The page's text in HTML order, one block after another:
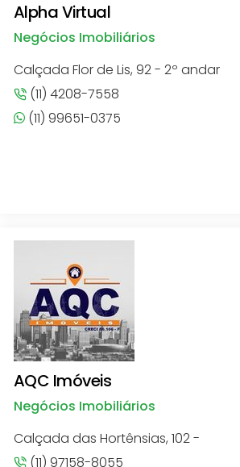
Alpha Virtual
Negócios Imobiliários
Calçada Flor de Lis, 92 - 2º andar
(11) 4208-7558
(11) 99651-0375
AQC Imóveis
Negócios Imobiliários
Calçada das Hortênsias, 102 -
(11) 97158-8055